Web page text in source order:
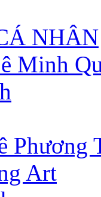
NHÂN
Minh
Phương
Art